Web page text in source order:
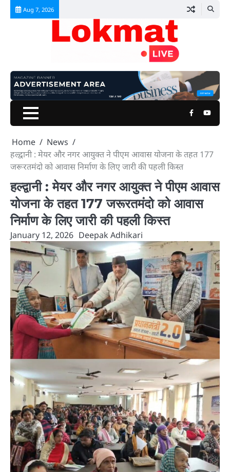
Skip
Aug 7, 2026
Facebook
Home
News
हल्द्वानी : मेयर और नगर आयुक्त ने पीएम आवास योजना के तहत 177
जरूरतमंदो को आवास निर्माण के लिए जारी की पहली किस्त
हल्द्वानी : मेयर और नगर आयुक्त ने पीएम आवास
योजना के तहत 177 जरूरतमंदो को आवास
निर्माण के लिए जारी की पहली किस्त
January 12, 2026 Deepak Adhikari